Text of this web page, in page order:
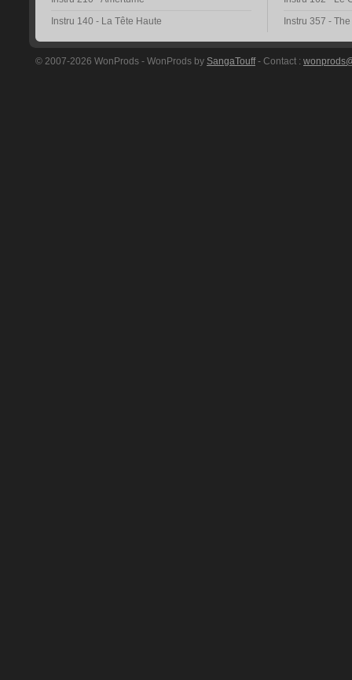
Instru 140 - La Tête Haute Instru 357 -
© 2007-2026 WonProds - WonProds by SangaTouff- Contact :